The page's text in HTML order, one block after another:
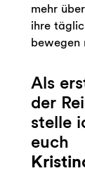
mehr
ihre
bewegen
Als
der
stelle
euch